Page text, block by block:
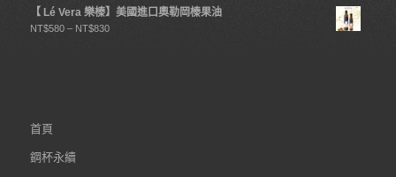
【 Lé Vera 樂榛】美國進口奧勒岡榛果油
NT$580 – NT$830
首頁
鋼杯永續